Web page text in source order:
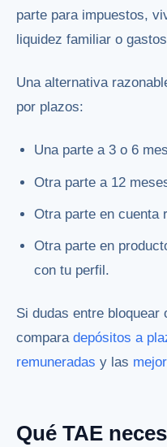
parte para impuestos,
liquidez familiar o
Una alternativa
por plazos:
Una parte a 3 o 6
Otra parte a 12
Otra parte en cuenta
Otra parte en
con tu perfil.
Si dudas entre bloquear
compara depósitos a
remuneradas y las
Qué TAE